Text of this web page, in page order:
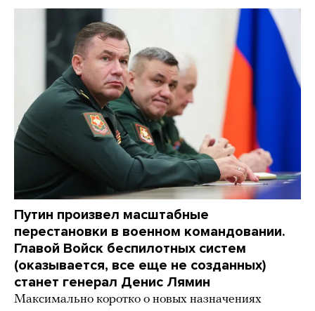
Путин произвел масштабные
перестановки в военном командовании.
Главой Войск беспилотных систем
(оказывается, все еще не созданных)
станет генерал Денис Лямин
Максимально коротко о новых назначениях